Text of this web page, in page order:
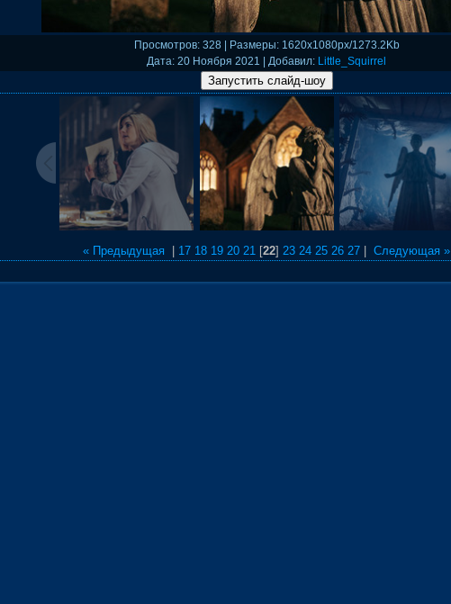
Просмотров: 328 | Размеры: 1620x1080px/1273.2Kb
Дата: 20 Ноября 2021 | Добавил: Little_Squirrel
« Предыдущая 17 18 19 20 21 [22] 23 24 25 26 27 Следующая »